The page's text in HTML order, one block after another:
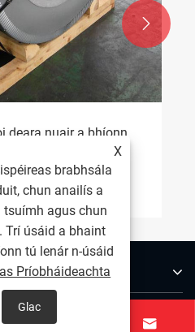
deara nuair a bhíonn

 
X
brabhsála
chun anailís a
agus chun
Trí úsáid a bhaint
tú lenár n-úsáid
Príobháideachta
Glac